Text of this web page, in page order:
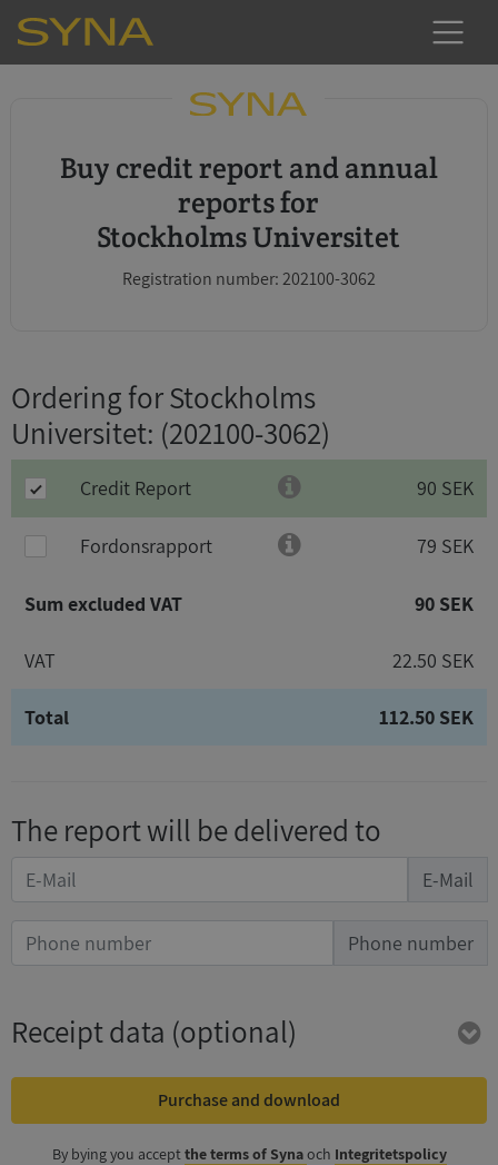
Buy credit report and annual
reports for
Stockholms Universitet
Registration number: 202100-3062
Ordering for Stockholms
Universitet: (202100-3062)
Credit Report 90 SEK
Fordonsrapport 79 SEK
Sum excluded VAT 90 SEK
VAT 22.50 SEK
Total 112.50 SEK
The report will be delivered to
E-Mail
Phone number
Receipt data (optional)
Purchase and download
By bying you acceptthe terms of Synaoch Integritetspolicy